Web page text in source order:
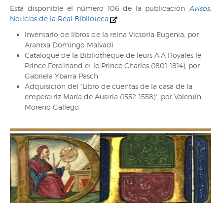
Está disponible el número 106 de la publicación Avisos.
Noticias de la Real Biblioteca
Inventario de libros de la reina Victoria Eugenia, por
Arantxa Domingo Malvadi
Catalogue de la Bibliothèque de leurs A.A Royales le
Prince Ferdinand et le Prince Charles (1801-1814), por
Gabriela Ybarra Pasch
Adquisición del "Libro de cuentas de la casa de la
emperatriz María de Austria (1552-1558)", por Valentín
Moreno Gallego